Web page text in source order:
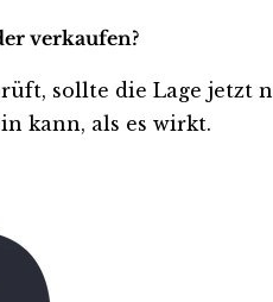
verkaufen?
sollte die Lage jetzt
kann, als es wirkt.